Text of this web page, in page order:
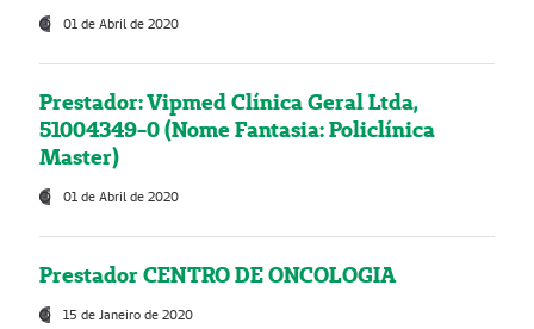
01 de Abril de 2020
Prestador: Vipmed Clínica Geral Ltda,
51004349-0 (Nome Fantasia: Policlínica
Master)
01 de Abril de 2020
Prestador CENTRO DE ONCOLOGIA
15 de Janeiro de 2020